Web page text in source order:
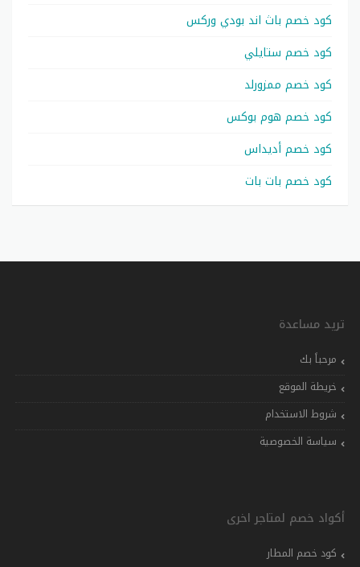
كود خصم باث اند بودي وركس
كود خصم ستايلي
كود خصم ممزورلد
كود خصم هوم بوكس
كود خصم أديداس
كود خصم بات بات
تريد مساعدة
مرحباً بك
خريطة الموقع
شروط الاستخدام
سياسة الخصوصية
أكواد خصم لمتاجر اخرى
كود خصم المطار